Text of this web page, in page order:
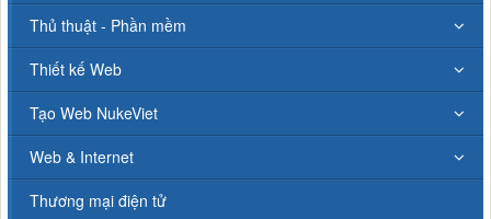
Thủ thuật - Phần mềm
Thiết kế Web
Tạo Web NukeViet
Web & Internet
Thương mại điện tử